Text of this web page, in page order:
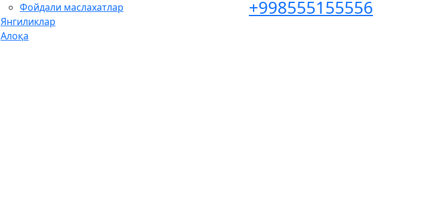
Фойдали маслахатлар
Янгиликлар
Алоқа
+998555155556